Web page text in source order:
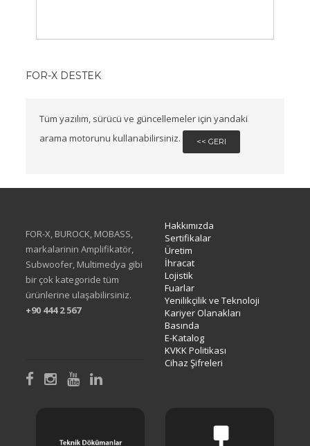
FOR-X DESTEK
Tüm yazılım, sürücü ve güncellemeler için yandaki
arama motorunu kullanabilirsiniz.
<< GERI
FOR-X, BUROCK, MOBASS,
markalarinin Amplifikatör,
Subwoofer, Multimedya gibi
bir çok kategoride tüm
ürünlerine ulaşabilirsiniz.
+90 444 2 567
Hakkımızda
Sertifikalar
Üretim
İhracat
Lojistik
Fuarlar
Yenilikçilik ve Teknoloji
Kariyer Olanakları
Basında
E-Katalog
KVKK Politikası
Cihaz Şifreleri